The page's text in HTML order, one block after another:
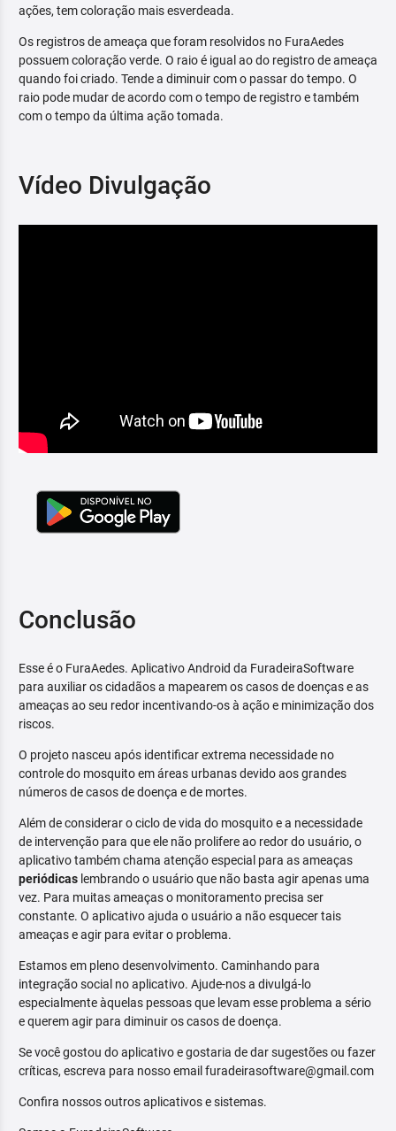
ações, tem coloração mais esverdeada.
Os registros de ameaça que foram resolvidos no FuraAedes
possuem coloração verde. O raio é igual ao do registro de ameaça
quando foi criado. Tende a diminuir com o passar do tempo. O
raio pode mudar de acordo com o tempo de registro e também
com o tempo da última ação tomada.
Vídeo Divulgação
Conclusão
Esse é o FuraAedes. Aplicativo Android da FuradeiraSoftware
para auxiliar os cidadãos a mapearem os casos de doenças e as
ameaças ao seu redor incentivando-os à ação e minimização dos
riscos.
O projeto nasceu após identificar extrema necessidade no
controle do mosquito em áreas urbanas devido aos grandes
números de casos de doença e de mortes.
Além de considerar o ciclo de vida do mosquito e a necessidade
de intervenção para que ele não prolifere ao redor do usuário, o
aplicativo também chama atenção especial para as ameaças
periódicas lembrando o usuário que não basta agir apenas uma
vez. Para muitas ameaças o monitoramento precisa ser
constante. O aplicativo ajuda o usuário a não esquecer tais
ameaças e agir para evitar o problema.
Estamos em pleno desenvolvimento. Caminhando para
integração social no aplicativo. Ajude-nos a divulgá-lo
especialmente àquelas pessoas que levam esse problema a sério
e querem agir para diminuir os casos de doença.
Se você gostou do aplicativo e gostaria de dar sugestões ou fazer
críticas, escreva para nosso email furadeirasoftware@gmail.com
Confira nossos outros aplicativos e sistemas.